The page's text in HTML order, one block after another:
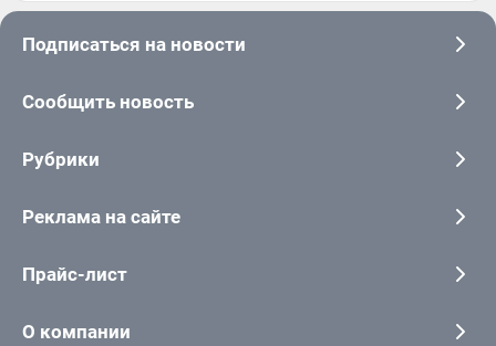
Подписаться на новости
Сообщить новость
Рубрики
Реклама на сайте
Прайс-лист
О компании